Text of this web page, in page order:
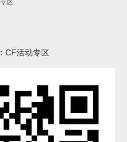
CF活动专区